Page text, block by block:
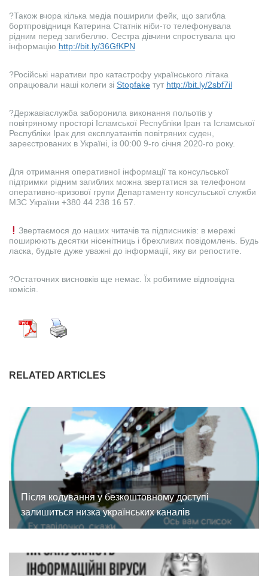
?Також вчора кілька медіа поширили фейк, що загибла
бортпровідниця Катерина Статнік ніби-то телефонувала
рідним перед загибеллю. Сестра дівчини спростувала цю
інформацію http://bit.ly/36GfKPN
?Російські наративи про катастрофу українського літака
опрацювали наші колеги зі Stopfake тут http://bit.ly/2sbf7il
?Державіаслужба заборонила виконання польотів у
повітряному просторі Ісламської Республіки Іран та Ісламської
Республіки Ірак для експлуатантів повітряних суден,
зареєстрованих в Україні, із 00:00 9-го січня 2020-го року.
Для отримання оперативної інформації та консульської
підтримки рідним загиблих можна звертатися за телефоном
оперативно-кризової групи Департаменту консульської служби
МЗС України +380 44 238 16 57.
Звертаємося до наших читачів та підписників: в мережі
поширюють десятки нісенітниць і брехливих повідомлень. Будь
ласка, будьте дуже уважні до інформації, яку ви репостите.
?Остаточних висновків ще немає. Їх робитиме відповідна
комісія.
RELATED ARTICLES
Після кодування у безкоштовному доступі
залишиться низка українських каналів